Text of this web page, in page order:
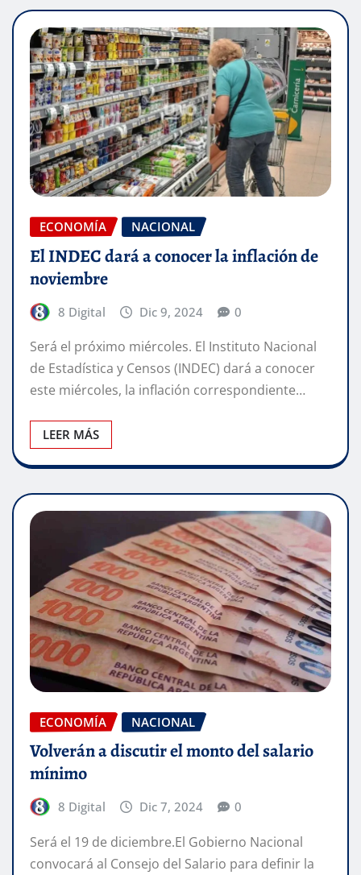
ECONOMÍA NACIONAL
El INDEC dará a conocer la inflación de
noviembre
8 Digital Dic 9, 2024 0
Será el próximo miércoles. El Instituto Nacional
de Estadística y Censos (INDEC) dará a conocer
este miércoles, la inflación correspondiente…
LEER MÁS
ECONOMÍA NACIONAL
Volverán a discutir el monto del salario
mínimo
8 Digital Dic 7, 2024 0
Será el 19 de diciembre.El Gobierno Nacional
convocará al Consejo del Salario para definir la